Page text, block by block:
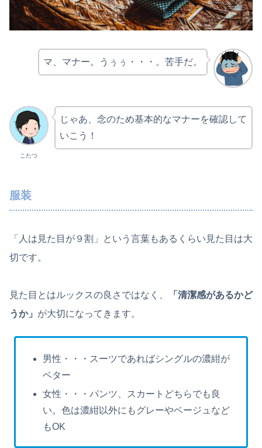
マ、マナー。うぅぅ・・・。苦手だ。
こたつ
じゃあ、念のため基本的なマナーを確認して
いこう！
服装
「人は見た目が９割」という言葉もあるくらい見た目は大
切です。
見た目とはルックスの良さではなく、
「清潔感があるかど
うか」 が大切になってきます。
男性・・・スーツであればシングルの濃紺が
ベター
女性・・・パンツ、スカートどちらでも良
い。色は濃紺以外にもグレーやベージュなど
もOK